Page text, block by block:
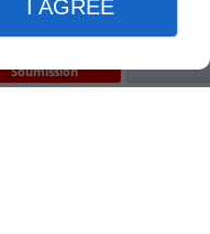
I AGREE
Soumission